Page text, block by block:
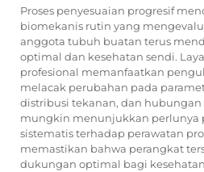
Proses penyesuaian progresif
biomekanis rutin yang
anggota tubuh buatan terus
optimal dan kesehatan sendi.
profesional memanfaatkan
melacak perubahan pada
distribusi tekanan, dan hubungan
mungkin menunjukkan perlunya
sistematis terhadap perawatan
memastikan bahwa perangkat
dukungan optimal bagi